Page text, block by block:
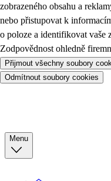
zobrazeného obsahu a
nebo přistupovat k
o poloze a identifikovat vaše
Zodpovědnost ohledně
Přijmout všechny soubory
Odmítnout soubory cookies
Menu